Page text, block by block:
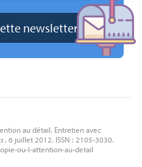
au détail. Entretien avec
, 6 juillet 2012. ISSN : 2105-3030.
ou-l-attention-au-detail